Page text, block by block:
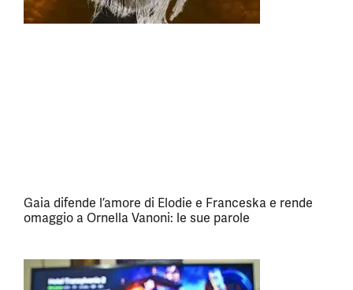
Gaia difende l’amore di Elodie e Franceska e rende
omaggio a Ornella Vanoni: le sue parole